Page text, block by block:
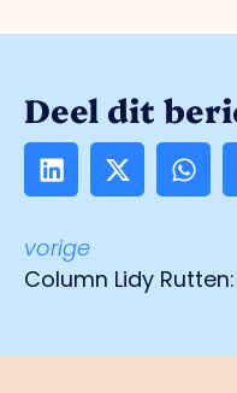
Deel dit
vorige